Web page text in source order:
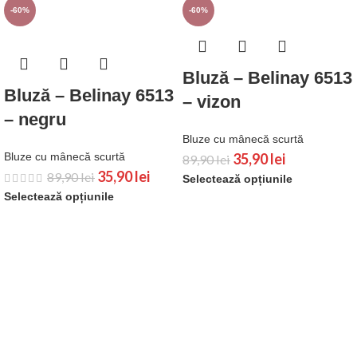
-60%
Bluză – Belinay 6513
– negru
Bluze cu mânecă scurtă
89,90lei 35,90lei
Selectează opțiunile
-60%
Bluză – Belinay 6513
– vizon
Bluze cu mânecă scurtă
89,90lei 35,90lei
Selectează opțiunile